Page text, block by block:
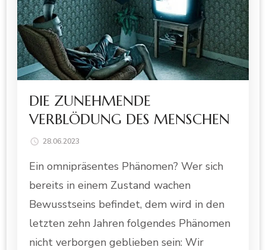
DIE ZUNEHMENDE
VERBLÖDUNG DES MENSCHEN
28.06.2023
Ein omnipräsentes Phänomen? Wer sich
bereits in einem Zustand wachen
Bewusstseins befindet, dem wird in den
letzten zehn Jahren folgendes Phänomen
nicht verborgen geblieben sein: Wir